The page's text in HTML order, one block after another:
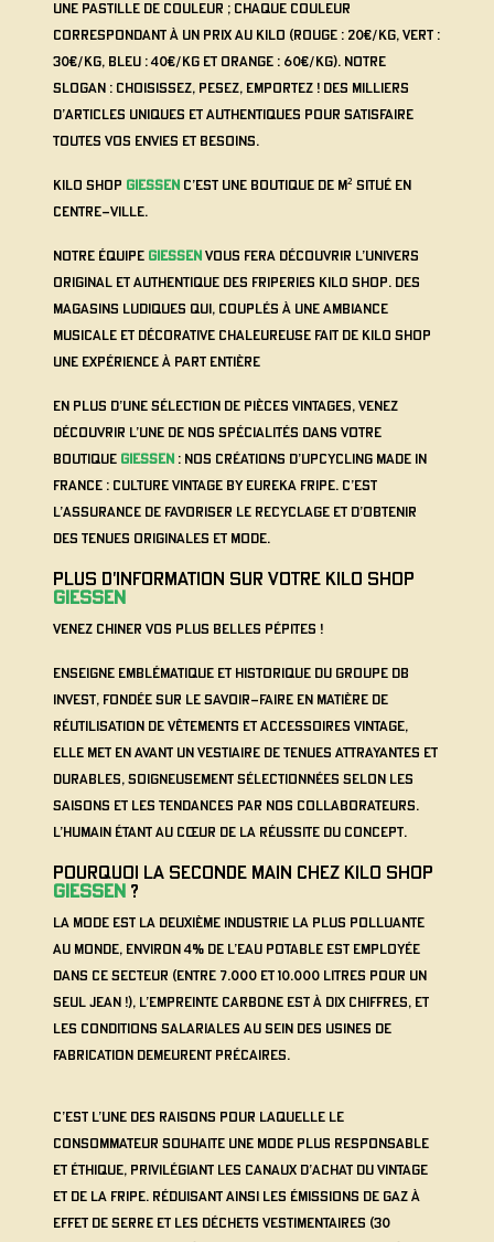
une pastille de couleur ; chaque couleur
correspondant à un prix au kilo (Rouge : 20€/kg, Vert :
30€/kg, Bleu : 40€/kg et Orange : 60€/kg). Notre
slogan : Choisissez, Pesez, Emportez ! Des milliers
d’articles uniques et authentiques pour satisfaire
toutes vos envies et besoins.
Kilo Shop GIESSEN c’est une boutique de m² situé en
centre-ville.
Notre équipe GIESSEN vous fera découvrir l’univers
original et authentique des friperies Kilo Shop. Des
magasins ludiques qui, couplés à une ambiance
musicale et décorative chaleureuse fait de Kilo Shop
une expérience à part entière
En plus d’une sélection de pièces vintages, venez
découvrir l’une de nos spécialités dans votre
boutique GIESSEN : nos créations d’Upcycling Made in
France : Culture Vintage by Eureka Fripe. C’est
l’assurance de favoriser le recyclage et d’obtenir
des tenues originales et mode.
PLUS D'INFORMATION SUR VOTRE Kilo Shop
GIESSEN
Venez chiner vos plus belles pépites !
Enseigne emblématique et historique du groupe DB
INVEST, fondée sur le savoir-faire en matière de
réutilisation de vêtements et accessoires vintage,
elle met en avant un vestiaire de tenues attrayantes et
durables, soigneusement sélectionnées selon les
saisons et les tendances par nos collaborateurs.
L’humain étant au cœur de la réussite du concept.
POURQUOI LA SECONDE MAIN CHEZ Kilo Shop
GIESSEN ?
La mode est la deuxième industrie la plus polluante
au monde, environ 4% de l’eau potable est employée
dans ce secteur (entre 7.000 et 10.000 litres pour un
seul jean !), l’empreinte carbone est à dix chiffres, et
les conditions salariales au sein des usines de
fabrication demeurent précaires.
C’est l’une des raisons pour laquelle le
consommateur souhaite une mode plus responsable
et éthique, privilégiant les canaux d’achat du vintage
et de la fripe. Réduisant ainsi les émissions de gaz à
effet de serre et les déchets vestimentaires (30